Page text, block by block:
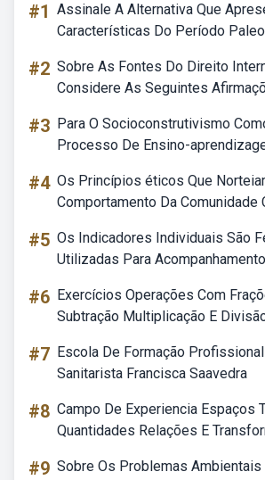
#1 Assinale A Alternativa Que
Características Do Período
#2 Sobre As Fontes Do Direito
Considere As Seguintes
#3 Para O Socioconstrutivismo
Processo De Ensino-
#4 Os Princípios éticos Que
Comportamento Da Comunidade
#5 Os Indicadores Individuais São
Utilizadas Para Acompanhamento
#6 Exercícios Operações Com
Subtração Multiplicação E
#7 Escola De Formação
Sanitarista Francisca Saavedra
#8 Campo De Experiencia Espaços
Quantidades Relações E
#9 Sobre Os Problemas